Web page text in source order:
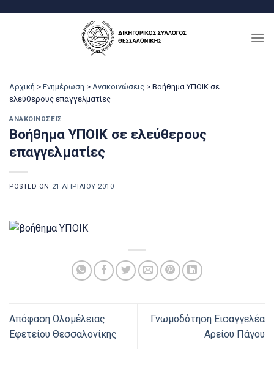
Αρχική > Ενημέρωση > Ανακοινώσεις > Βοήθημα ΥΠΟΙΚ σε
ελεύθερους επαγγελματίες
ΑΝΑΚΟΙΝΏΣΕΙΣ
Βοήθημα ΥΠΟΙΚ σε ελεύθερους
επαγγελματίες
POSTED ON 21 ΑΠΡΙΛΊΟΥ 2010
Απόφαση Ολομέλειας
Εφετείου Θεσσαλονίκης
Γνωμοδότηση Εισαγγελέα
Αρείου Πάγου